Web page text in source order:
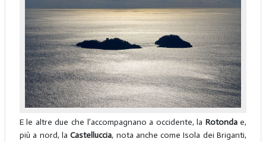
E le altre due che l’accompagnano a occidente, la Rotonda e,
più a nord, laCastelluccia, nota anche come Isola dei Briganti,